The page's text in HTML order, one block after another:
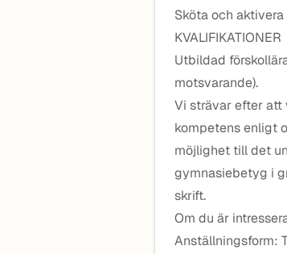
Sköta och
KVALIFIKATIONER
Utbildad
motsvarande).
Vi strävar efter att
kompetens enligt
möjlighet till det
gymnasiebetyg i
skrift.
Om du är
Anställningsform: